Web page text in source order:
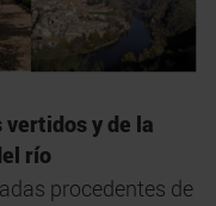
y de la
río
procedentes de